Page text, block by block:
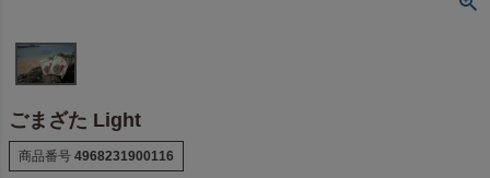
ごまざた Light
商品番号 4968231900116